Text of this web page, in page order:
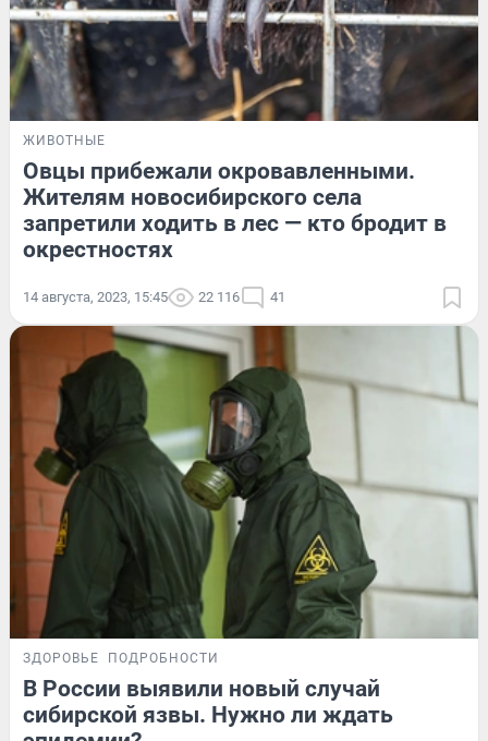
ЖИВОТНЫЕ
Овцы прибежали окровавленными.
Жителям новосибирского села
запретили ходить в лес — кто бродит в
окрестностях
14 августа, 2023, 15:45 22 116 41
ЗДОРОВЬЕ ПОДРОБНОСТИ
В России выявили новый случай
сибирской язвы. Нужно ли ждать